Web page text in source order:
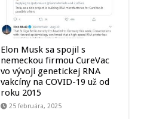
Elon Musk sa spojil s
nemeckou firmou CureVac
vo vývoji genetickej RNA
vakcíny na COVID-19 už od
roku 2015
25 februára, 2025